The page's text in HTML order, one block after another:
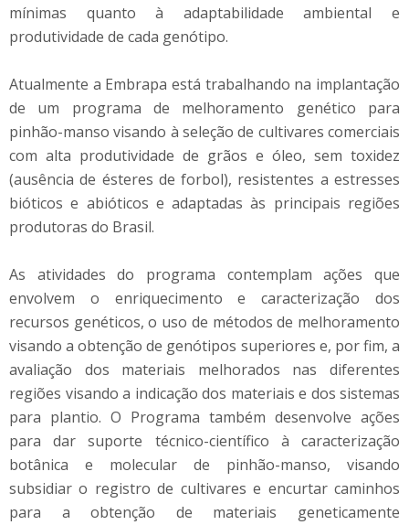
mínimas quanto à adaptabilidade ambiental e
produtividade de cada genótipo.
Atualmente a Embrapa está trabalhando na implantação
de um programa de melhoramento genético para
pinhão-manso visando à seleção de cultivares comerciais
com alta produtividade de grãos e óleo, sem toxidez
(ausência de ésteres de forbol), resistentes a estresses
bióticos e abióticos e adaptadas às principais regiões
produtoras do Brasil.
As atividades do programa contemplam ações que
envolvem o enriquecimento e caracterização dos
recursos genéticos, o uso de métodos de melhoramento
visando a obtenção de genótipos superiores e, por fim, a
avaliação dos materiais melhorados nas diferentes
regiões visando a indicação dos materiais e dos sistemas
para plantio. O Programa também desenvolve ações
para dar suporte técnico-científico à caracterização
botânica e molecular de pinhão-manso, visando
subsidiar o registro de cultivares e encurtar caminhos
para a obtenção de materiais geneticamente